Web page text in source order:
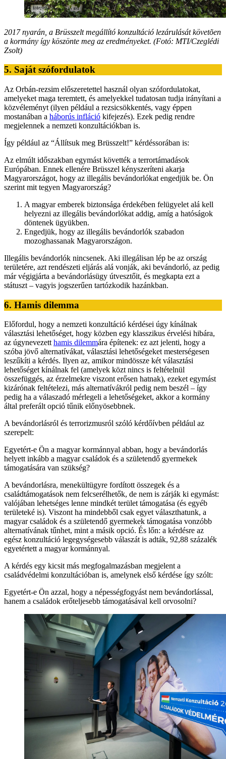
2017 nyarán, a Brüsszelt megállító konzultáció lezárulását követõen
a kormány így köszönte meg az eredményeket. (Fotó: MTI/Czeglédi
Zsolt)
5. Saját szófordulatok
Az Orbán-rezsim előszeretettel használ olyan szófordulatokat,
amelyeket maga teremtett, és amelyekkel tudatosan tudja irányítani a
közvéleményt (ilyen például a rezsicsökkentés, vagy éppen
mostanában a háborús infláció kifejezés). Ezek pedig rendre
megjelennek a nemzeti konzultációkban is.
Így például az “Állítsuk meg Brüsszelt!” kérdéssorában is:
Az elmúlt időszakban egymást követték a terrortámadások
Európában. Ennek ellenére Brüsszel kényszeríteni akarja
Magyarországot, hogy az illegális bevándorlókat engedjük be. Ön
szerint mit tegyen Magyarország?
A magyar emberek biztonsága érdekében felügyelet alá kell
helyezni az illegális bevándorlókat addig, amíg a hatóságok
döntenek ügyükben.
Engedjük, hogy az illegális bevándorlók szabadon
mozoghassanak Magyarországon.
Illegális bevándorlók nincsenek. Aki illegálisan lép be az ország
területére, azt rendészeti eljárás alá vonják, aki bevándorló, az pedig
már végigjárta a bevándorlásügy útvesztőit, és megkapta ezt a
státuszt – vagyis jogszerűen tartózkodik hazánkban.
6. Hamis dilemma
Előfordul, hogy a nemzeti konzultáció kérdései úgy kínálnak
választási lehetőséget, hogy közben egy klasszikus érvelési hibára,
az úgynevezetthamis dilemmára építenek: ez azt jelenti, hogy a
szóba jövő alternatívákat, választási lehetőségeket mesterségesen
leszűkíti a kérdés. Ilyen az, amikor mindössze két választási
lehetőséget kínálnak fel (amelyek közt nincs is feltételnül
összefüggés, az érzelmekre viszont erősen hatnak), ezeket egymást
kizárónak feltételezi, más alternatívákról pedig nem beszél – így
pedig ha a válaszadó mérlegeli a lehetőségeket, akkor a kormány
által preferált opció tűnik előnyösebbnek.
A bevándorlásról és terrorizmusról szóló kérdőívben például az
szerepelt:
Egyetért-e Ön a magyar kormánnyal abban, hogy a bevándorlás
helyett inkább a magyar családok és a születendő gyermekek
támogatására van szükség?
A bevándorlásra, menekültügyre fordított összegek és a
családtámogatások nem felcserélhetők, de nem is zárják ki egymást:
valójában lehetséges lenne mindkét terület támogatása (és egyéb
területeké is). Viszont ha mindebből csak egyet választhatunk, a
magyar családok és a születendő gyermekek támogatása vonzóbb
alternatívának tűnhet, mint a másik opció. És lőn: a kérdésre az
egész konzultáció legegységesebb válaszát is adták, 92,88 százalék
egyetértett a magyar kormánnyal.
A kérdés egy kicsit más megfogalmazásban megjelent a
családvédelmi konzultációban is, amelynek első kérdése így szólt:
Egyetért-e Ön azzal, hogy a népességfogyást nem bevándorlással,
hanem a családok erőteljesebb támogatásával kell orvosolni?